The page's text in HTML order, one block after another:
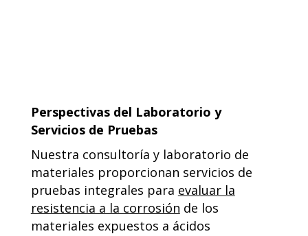
Perspectivas del Laboratorio y
Servicios de Pruebas
Nuestra consultoría y laboratorio de
materiales proporcionan servicios de
pruebas integrales para evaluar la
resistencia a la corrosión de los
materiales expuestos a ácidos